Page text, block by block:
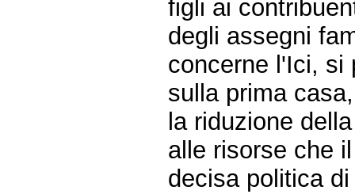
figli ai
degli assegni
concerne l'Ici, si
sulla prima
la riduzione
alle risorse che
decisa politica